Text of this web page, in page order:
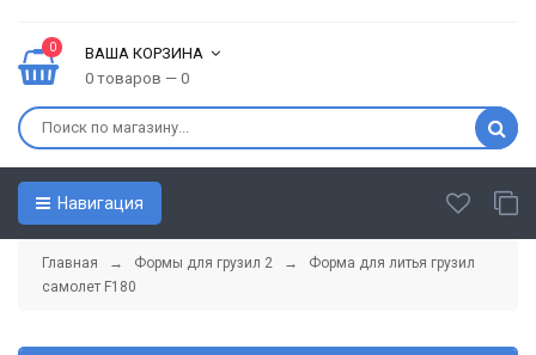
0
ВАША КОРЗИНА
0 товаров — 0
Навигация
Главная → Формы для грузил 2
→ Форма для литья грузил
самолет F180